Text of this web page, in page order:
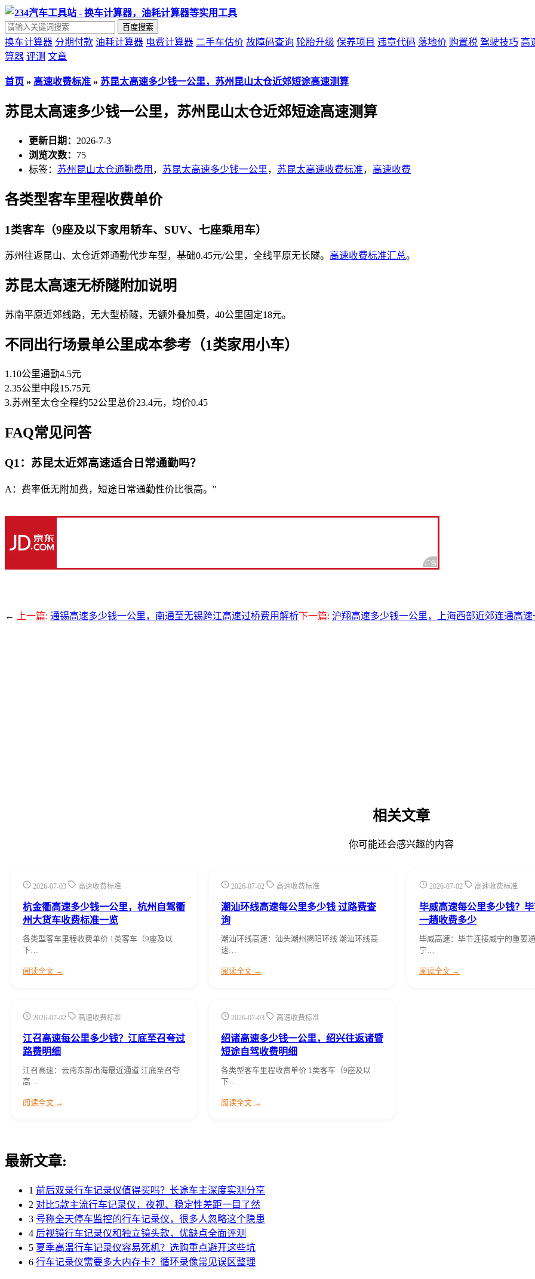
百度搜索
换车计算器 分期付款 油耗计算器 电费计算器 二手车估价 故障码查询 轮胎升级 保养项目 违章代码 落地价 购置税 驾驶技巧 高
算器 评测 文章
首页 » 高速收费标准 » 苏昆太高速多少钱一公里，苏州昆山太仓近郊短途高速测算
苏昆太高速多少钱一公里，苏州昆山太仓近郊短途高速测算
更新日期： 2026-7-3
浏览次数： 75
标签： 苏州昆山太仓通勤费用 ， 苏昆太高速多少钱一公里， 苏昆太高速收费标准， 高速收费
各类型客车里程收费单价
1类客车（9座及以下家用轿车、SUV、七座乘用车）
苏州往返昆山、太仓近郊通勤代步车型，基础0.45元/公里，全线平原无长隧。 高速收费标准汇总。
苏昆太高速无桥隧附加说明
苏南平原近郊线路，无大型桥隧，无额外叠加费，40公里固定18元。
不同出行场景单公里成本参考（1类家用小车）
1.10公里通勤4.5元
2.35公里中段15.75元
3.苏州至太仓全程约52公里总价23.4元，均价0.45
FAQ常见问答
Q1：苏昆太近郊高速适合日常通勤吗？
A：费率低无附加费，短途日常通勤性价比很高。"
← 上一篇: 通锡高速多少钱一公里，南通至无锡跨江高速过桥费用解析下一篇: 沪翔高速多少钱一公里，上海西部近郊连通高
相关文章
你可能还会感兴趣的内容
2026-07-03 高速收费标准
杭金衢高速多少钱一公里，杭州自驾衢
州大货车收费标准一览
各类型客车里程收费单价 1类客车（9座及以
下…
阅读全文 →
2026-07-02 高速收费标准
潮汕环线高速每公里多少钱 过路费查
询
潮汕环线高速：汕头潮州揭阳环线 潮汕环线高
速…
阅读全文 →
2026-07-02 高速收费标准
毕威高速每公里多少钱？
一趟收费多少
毕威高速：毕节连接威宁的重要
宁…
阅读全文 →
2026-07-02 高速收费标准
江召高速每公里多少钱？江底至召夸过
路费明细
江召高速：云南东部出海最近通道 江底至召夸
高…
阅读全文 →
2026-07-03 高速收费标准
绍诸高速多少钱一公里，绍兴往返诸暨
短途自驾收费明细
各类型客车里程收费单价 1类客车（9座及以
下…
阅读全文 →
最新文章:
1 前后双录行车记录仪值得买吗？长途车主深度实测分享
2 对比5款主流行车记录仪，夜视、稳定性差距一目了然
3 号称全天停车监控的行车记录仪，很多人忽略这个隐患
4 后视镜行车记录仪和独立镜头款，优缺点全面评测
5 夏季高温行车记录仪容易死机？选购重点避开这些坑
6 行车记录仪需要多大内存卡？循环录像常见误区整理